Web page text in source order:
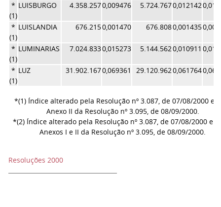
*
(1)
LUISBURGO 4.358.2570,009476 5.724.7670,012142
*
(1)
LUISLANDIA 676.2150,001470 676.8080,001435
*
(1)
LUMINARIAS 7.024.8330,015273 5.144.5620,010911
*
(1)
LUZ 31.902.1670,069361 29.120.9620,061764
*(1) Índice alterado pela Resolução nº 3.087, de 07/08/2000 e
Anexo II da Resolução nº 3.095, de 08/09/2000.
*(2) Índice alterado pela Resolução nº 3.087, de 07/08/2000 e
Anexos I e II da Resolução nº 3.095, de 08/09/2000.
Resoluções 2000